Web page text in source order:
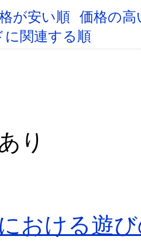
が安い順 価格の
に関連する順
り
おける遊